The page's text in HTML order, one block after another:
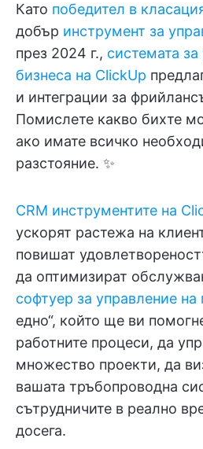
Като победител в
добър инструмент за
през 2024 г., системата
бизнеса на ClickUp
и интеграции за
Помислете какво бихте
ако имате всичко
разстояние. ✨
CRM инструментите на
ускорят растежа на
повишат
да оптимизират
софтуер за управление на
едно“, който ще ви
работните процеси, да
множество проекти, да
вашата тръбопроводна
сътрудничите в реално
досега.